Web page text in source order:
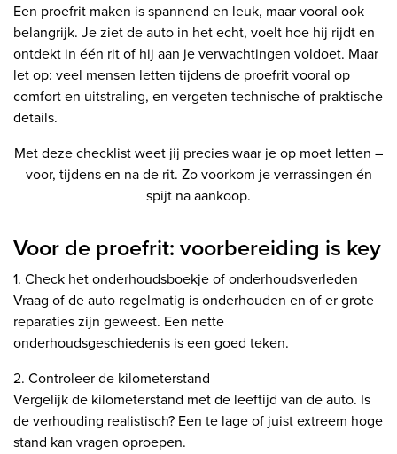
Een proefrit maken is spannend en leuk, maar vooral ook
belangrijk. Je ziet de auto in het echt, voelt hoe hij rijdt en
ontdekt in één rit of hij aan je verwachtingen voldoet. Maar
let op: veel mensen letten tijdens de proefrit vooral op
comfort en uitstraling, en vergeten technische of praktische
details.
Met deze checklist weet jij precies waar je op moet letten –
voor, tijdens en na de rit. Zo voorkom je verrassingen én
spijt na aankoop.
Voor de proefrit: voorbereiding is key
1. Check het onderhoudsboekje of onderhoudsverleden
Vraag of de auto regelmatig is onderhouden en of er grote
reparaties zijn geweest. Een nette
onderhoudsgeschiedenis is een goed teken.
2. Controleer de kilometerstand
Vergelijk de kilometerstand met de leeftijd van de auto. Is
de verhouding realistisch? Een te lage of juist extreem hoge
stand kan vragen oproepen.